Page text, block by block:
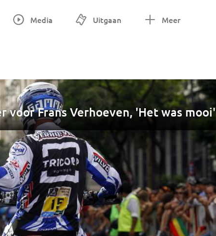
Media Uitgaan Meer
voor Frans Verhoeven, 'Het was mooi'